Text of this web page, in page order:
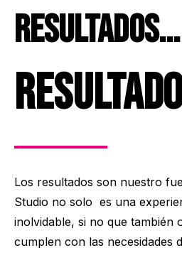
resultados...
Los resultados son nuestro
Studio no solo es una
inolvidable, si no que también
cumplen con las necesidades